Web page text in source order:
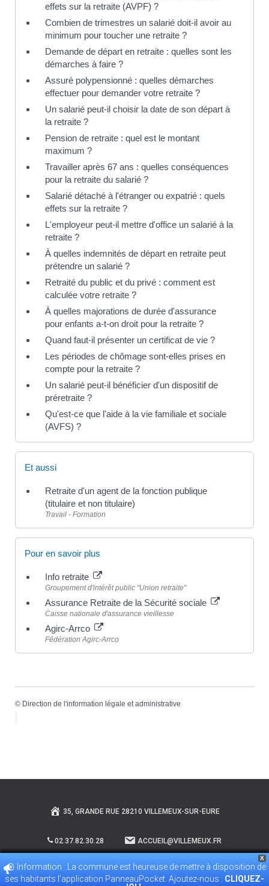
effets sur la retraite (AVPF) ?
Combien de trimestres un salarié doit-il avoir au
minimum pour toucher une retraite ?
Demande de départ en retraite : quelles sont les
démarches à faire ?
Assuré polypensionné : quelles démarches
effectuer pour demander votre retraite ?
Un salarié peut-il choisir la date de son départ à
la retraite ?
Pension de retraite : quel est le montant
maximum ?
Travailler après 67 ans : quelles conséquences
pour la retraite du salarié ?
Salarié détaché à l'étranger ou expatrié : quels
effets sur la retraite ?
L'employeur peut-il mettre d'office un salarié à la
retraite ?
À quelles indemnités de départ en retraite peut
prétendre un salarié ?
Retraité du public et du privé : comment est
calculée votre retraite ?
À quelles majorations de durée d'assurance
pour enfants a-t-on droit pour la retraite ?
Quand faut-il présenter un certificat de vie ?
Les périodes de chômage sont-elles prises en
compte pour la retraite ?
Un salarié peut-il bénéficier d'un dispositif de
préretraite ?
Qu'est-ce que l'aide à la vie familiale et sociale
(AVFS) ?
Et aussi
Retraite d'un agent de la fonction publique
(titulaire et non titulaire)
Travail - Formation
Pour en savoir plus
Info retraite
Groupement d'intérêt public "Union retraite"
Assurance Retraite de la Sécurité sociale
Caisse nationale d'assurance vieillesse
Agirc-Arrco
Fédération Agirc-Arrco
© Direction de l'information légale et administrative
35, GRANDE RUE 28210 VILLEMEUX-SUR-EURE
02.37.82.30.28 ACCUEIL@VILLEMEUX.FR
POLITIQUE DE CONFIDENTIALITÉ
X
Information : La commune est heureuse de mettre à disposition de
ses habitants l’application PanneauPocket. Ajoutez-nous : CLIQUEZ-